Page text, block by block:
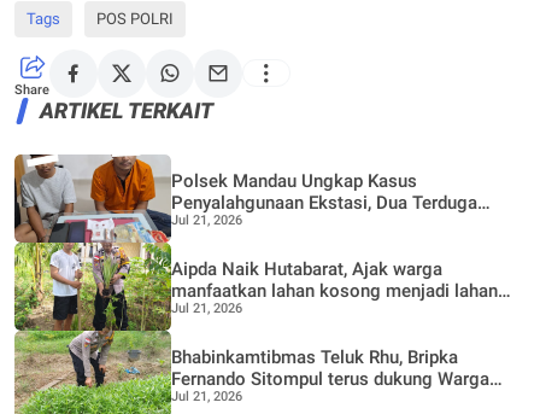
Tags POS POLRI
Share
ARTIKEL TERKAIT
Polsek Mandau Ungkap Kasus
Penyalahgunaan Ekstasi, Dua Terduga
Diamankan Dukung Program P4GN
Jul 21, 2026
Aipda Naik Hutabarat, Ajak warga
manfaatkan lahan kosong menjadi lahan
Produktif, Perkebunan Nenas
Jul 21, 2026
Bhabinkamtibmas Teluk Rhu, Bripka
Fernando Sitompul terus dukung Warga
dalam pemanfaatan pekarangan Rumah
Jul 21, 2026